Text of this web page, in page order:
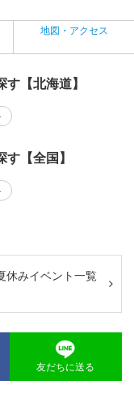
地図・アクセス
【北海道】
【全国】
休みイベント一覧
友だちに送る